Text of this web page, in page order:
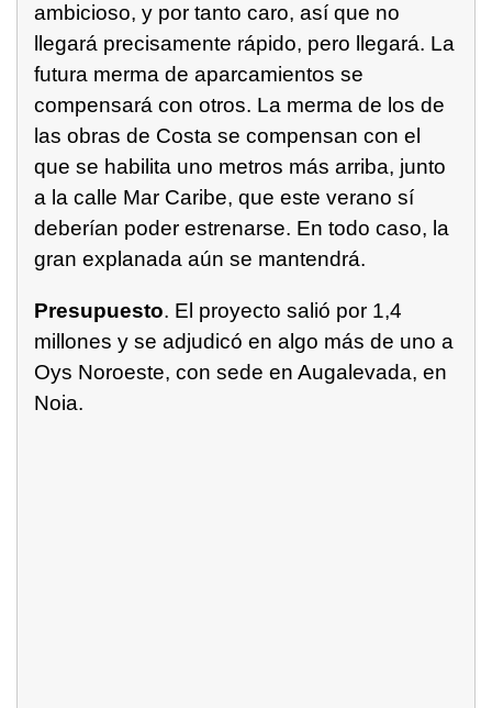
ambicioso, y por tanto caro, así que no
llegará precisamente rápido, pero llegará. La
futura merma de aparcamientos se
compensará con otros. La merma de los de
las obras de Costa se compensan con el
que se habilita uno metros más arriba, junto
a la calle Mar Caribe, que este verano sí
deberían poder estrenarse. En todo caso, la
gran explanada aún se mantendrá.
Presupuesto. El proyecto salió por 1,4
millones y se adjudicó en algo más de uno a
Oys Noroeste, con sede en Augalevada, en
Noia.